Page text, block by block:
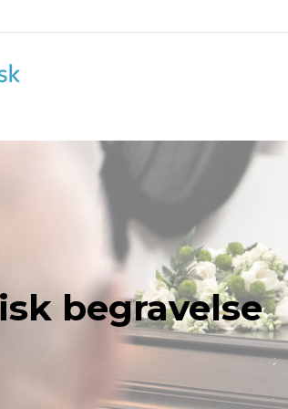
begravelse